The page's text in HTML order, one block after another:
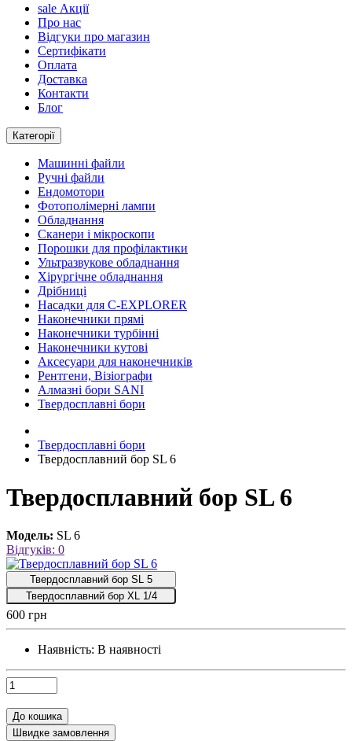
sale Акції
Про нас
Відгуки про магазин
Сертифікати
Оплата
Доставка
Контакти
Блог
Категорії
Машинні файли
Ручні файли
Ендомотори
Фотополімерні лампи
Обладнання
Сканери і мікроскопи
Порошки для профілактики
Ультразвукове обладнання
Хірургічне обладнання
Дрібниці
Насадки для C-EXPLORER
Наконечники прямі
Наконечники турбінні
Наконечники кутові
Аксесуари для наконечників
Рентгени, Візіографи
Алмазні бори SANI
Твердосплавні бори
Твердосплавні бори
Твердосплавний бор SL 6
Твердосплавний бор SL 6
Модель: SL 6
Відгуків: 0
Твердосплавний бор SL 5
Твердосплавний бор XL 1/4
600 грн
Наявність: В наявності
До кошика
Швидке замовлення